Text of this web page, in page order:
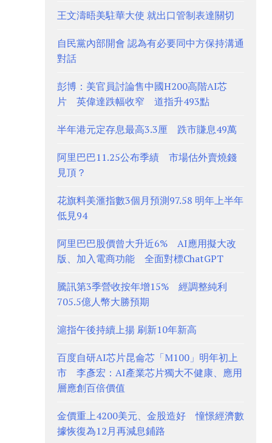
王文濤晤美駐華大使 就出口管制表達關切
自民黨內部開會 認為有必要同中方保持溝通
對話
彭博：美官員討論售中國H200高階AI芯
片 英偉達跌幅收窄 道指升493點
半年港元定存息最高3.3厘 跌市賺息49萬
阿里巴巴11.25公布季績 市場估外賣燒錢
見頂？
花旗料美滙指數3個月預測97.58 明年上半年
低見94
阿里巴巴股價曾大升近6% AI應用擬大改
版、加入電商功能 全面對標ChatGPT
騰訊第3季營收按年增15% 經調整純利
705.5億人幣大勝預期
滬指午後持續上揚 刷新10年新高
百度自研AI芯片昆侖芯「M100」明年初上
市 李彥宏：AI產業芯片獨大不健康、應用
層應創百倍價值
金價重上4200美元、金股造好 憧憬經濟數
據恢復為12月再減息鋪路